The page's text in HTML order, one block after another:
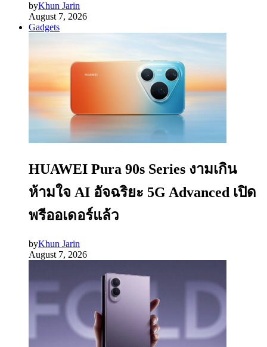
byKhun Jarin
August 7, 2026
Gadgets
HUAWEI Pura 90s Series งามเกิน
ห้ามใจ AI อัจฉริยะ 5G Advanced เปิด
พรีออเดอร์แล้ว
byKhun Jarin
August 7, 2026